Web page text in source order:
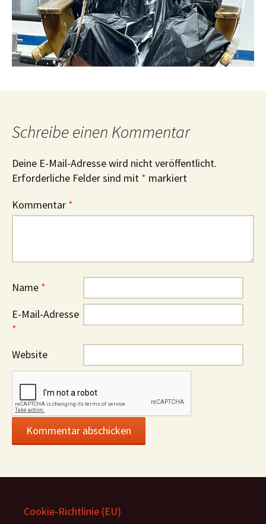
Schreibe einen Kommentar
Deine E-Mail-Adresse wird nicht veröffentlicht.
Erforderliche Felder sind mit * markiert
Kommentar *
Name *
E-Mail-Adresse
*
Website
Cookie-Richtlinie (EU)